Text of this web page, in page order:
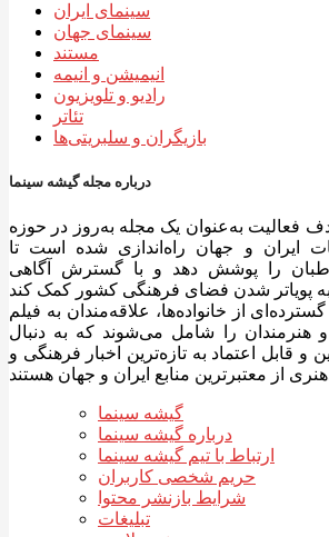
سینمای ایران
سینمای جهان
مستند
انیمیشن و انیمه
رادیو و تلویزیون
تئاتر
بازیگران و سلبریتی‌ها
درباره مجله گیشه سینما
فعالیت به‌عنوان یک مجله به‌روز در حوزه
ایران و جهان راه‌اندازی شده است تا
را پوشش دهد و با گسترش آگاهی
از خانواده‌ها، علاقه‌مندان به فیلم
هنرمندان را شامل می‌شوند که به دنبال
و قابل اعتماد به تازه‌ترین اخبار فرهنگی و
گیشه سینما
درباره گیشه سینما
ارتباط با تیم گیشه سینما
حریم شخصی کاربران
شرایط بازنشر محتوا
تبلیغات